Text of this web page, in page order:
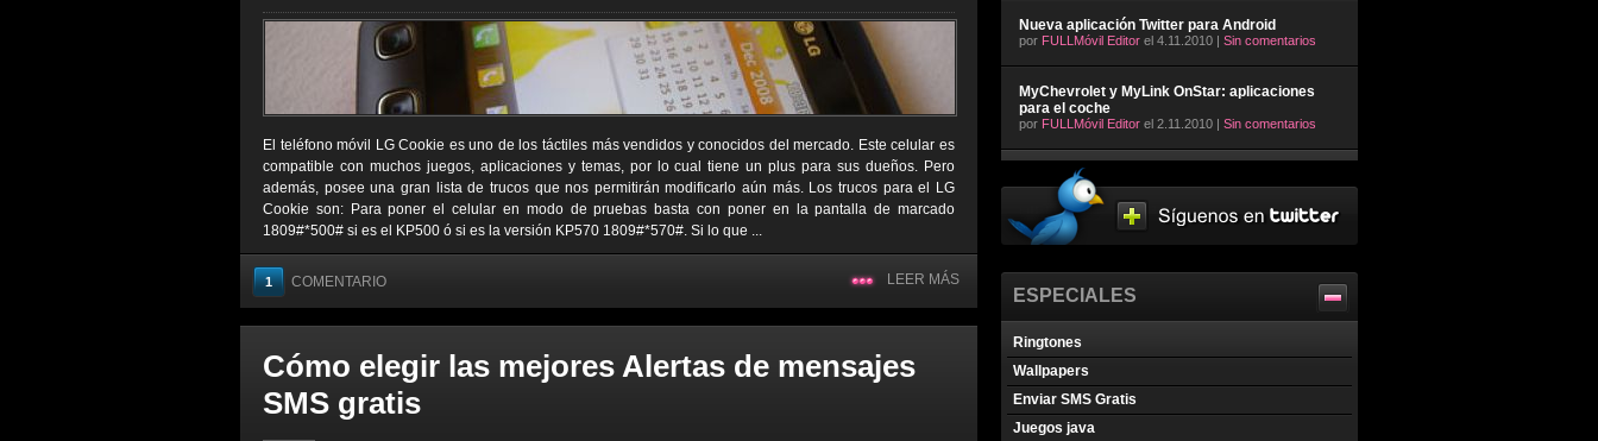
El teléfono móvil LG Cookie es uno de los táctiles más vendidos y conocidos del mercado. Este celular es
compatible con muchos juegos, aplicaciones y temas, por lo cual tiene un plus para sus dueños. Pero
además, posee una gran lista de trucos que nos permitirán modificarlo aún más. Los trucos para el LG
Cookie son: Para poner el celular en modo de pruebas basta con poner en la pantalla de marcado
1809#*500# si es el KP500 ó si es la versión KP570 1809#*570#. Si lo que ...
1 COMENTARIO LEER MÁS
Cómo elegir las mejores Alertas de mensajes
SMS gratis
Nueva aplicación Twitter para Android
por FULLMóvil Editor el 4.11.2010 | Sin comentarios
MyChevrolet y MyLink OnStar: aplicaciones
para el coche
por FULLMóvil Editor el 2.11.2010 | Sin comentarios
ESPECIALES
Ringtones
Wallpapers
Enviar SMS Gratis
Juegos java